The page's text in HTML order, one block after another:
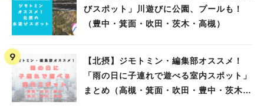
びスポット」川遊びに公園、プールも！
（豊中・箕面・吹田・茨木・高槻）
【北摂】ジモトミン・編集部オススメ！
「雨の日に子連れで遊べる室内スポット」
まとめ（高槻・箕面・吹田・豊中・茨木・